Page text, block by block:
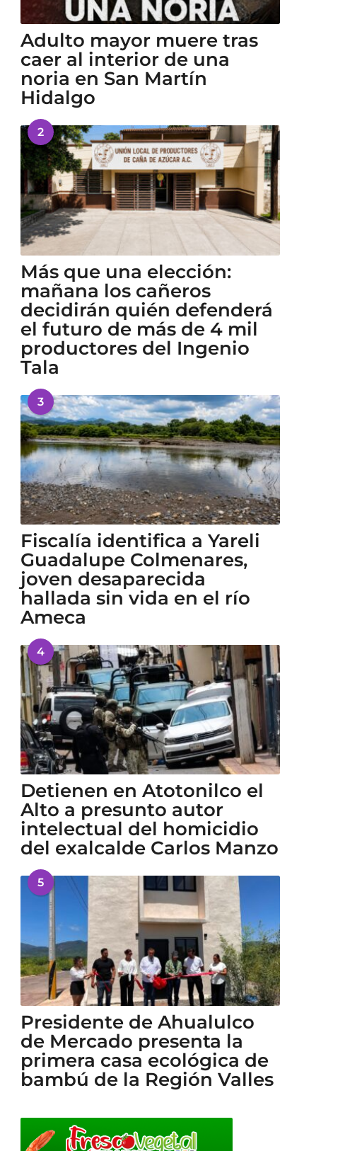
Adulto mayor muere tras
caer al interior de una
noria en San Martín
Hidalgo
2
Más que una elección:
mañana los cañeros
decidirán quién defenderá
el futuro de más de 4 mil
productores del Ingenio
Tala
3
Fiscalía identifica a Yareli
Guadalupe Colmenares,
joven desaparecida
hallada sin vida en el río
Ameca
4
Detienen en Atotonilco el
Alto a presunto autor
intelectual del homicidio
del exalcalde Carlos Manzo
5
Presidente de Ahualulco
de Mercado presenta la
primera casa ecológica de
bambú de la Región Valles